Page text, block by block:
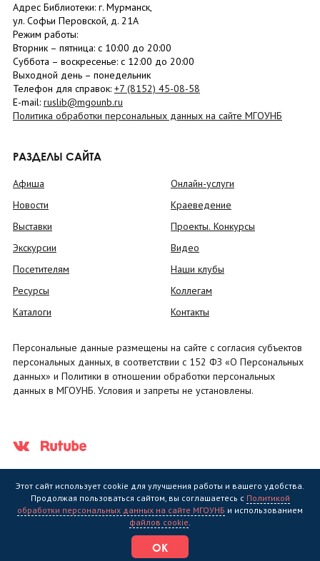
Адрес Библиотеки: г. Мурманск,
ул. Софьи Перовской, д. 21А
Режим работы:
Вторник – пятница: с 10:00 до 20:00
Суббота – воскресенье: c 12:00 до 20:00
Выходной день – понедельник
Телефон для справок: +7 (8152) 45-08-58
E-mail: ruslib@mgounb.ru
Политика обработки персональных данных на сайте МГОУНБ
РАЗДЕЛЫ САЙТА
Афиша
Новости
Выставки
Экскурсии
Посетителям
Ресурсы
Каталоги
Онлайн-услуги
Краеведение
Проекты. Конкурсы
Видео
Наши клубы
Коллегам
Контакты
Персональные данные размещены на сайте с согласия субъектов
персональных данных, в соответствии с 152 ФЗ «О Персональных
данных» и Политики в отношении обработки персональных
данных в МГОУНБ. Условия и запреты не установлены.
Государственное областное бюджетное учреждение культуры
библиотека" (МГОУНБ) © 2006 - 2026
Этот сайт использует cookie для улучшения работы и вашего удобства.
Продолжая пользоваться сайтом, вы соглашаетесь с Политикой
обработки персональных данных на сайте МГОУНБ и использованием
файлов cookie.
ОК